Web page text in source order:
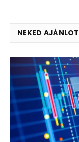
NEKED